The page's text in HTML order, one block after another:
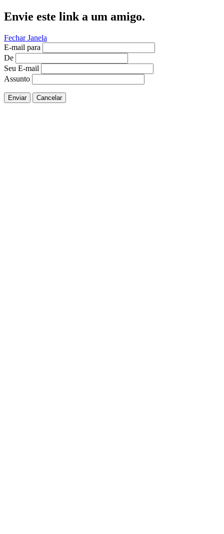
Envie este link a um amigo.
Fechar Janela
E-mail para
De
Seu E-mail
Assunto
Enviar Cancelar